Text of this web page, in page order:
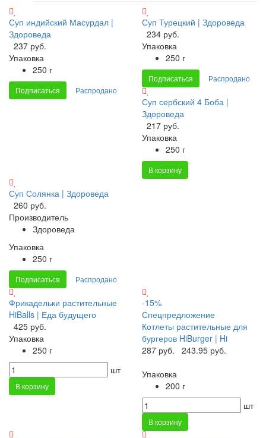
Суп индийский Масурдал |
Здороведа
237 руб.
Упаковка
250 г
Подписаться Распродано
Суп Турецкий | Здороведа
234 руб.
Упаковка
250 г
Подписаться Распродано
Суп сербский 4 Боба |
Здороведа
217 руб.
Упаковка
250 г
В корзину
Суп Солянка | Здороведа
260 руб.
Производитель
Здороведа
Упаковка
250 г
Подписаться Распродано
Фрикадельки растительные
HiBalls | Еда будущего
425 руб.
Упаковка
250 г
шт
В корзину
-15%
Спецпредложение
Котлеты растительные для
бургеров HiBurger | Hi
287 руб.
243.95 руб.
Упаковка
200 г
шт
В корзину